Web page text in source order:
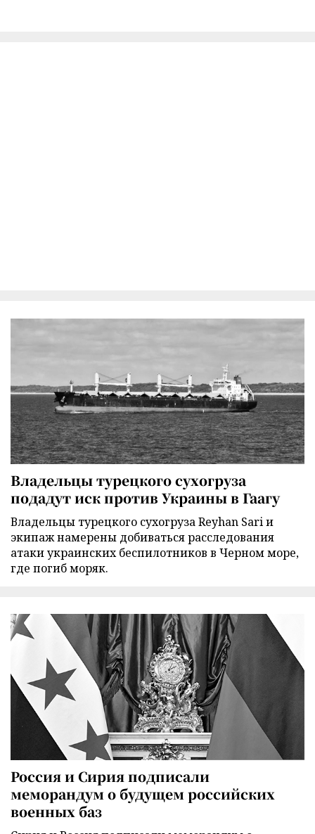
Владельцы турецкого сухогруза
подадут иск против Украины в Гаагу
Владельцы турецкого сухогруза Reyhan Sari и
экипаж намерены добиваться расследования
атаки украинских беспилотников в Черном море,
где погиб моряк.
Россия и Сирия подписали
меморандум о будущем российских
военных баз